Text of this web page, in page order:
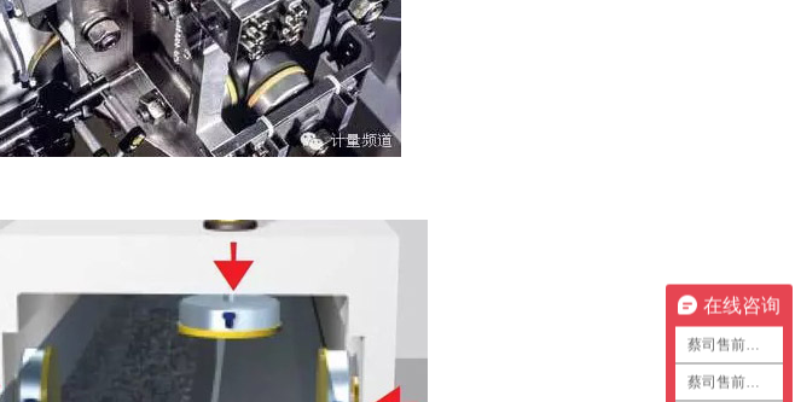
在线咨询
蔡司售前咨询1
蔡司售前咨询2